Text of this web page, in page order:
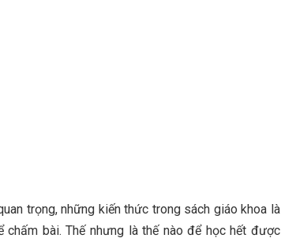
trọng, những kiến thức trong sách giáo khoa là
bài. Thế nhưng là thế nào để học hết được